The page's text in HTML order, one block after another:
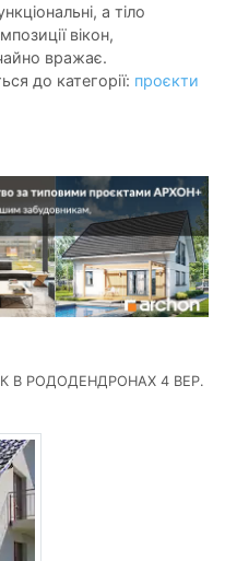
а тіло
вікон,
вражає.
до категорії: проєкти
В РОДОДЕНДРОНАХ 4 ВЕР.